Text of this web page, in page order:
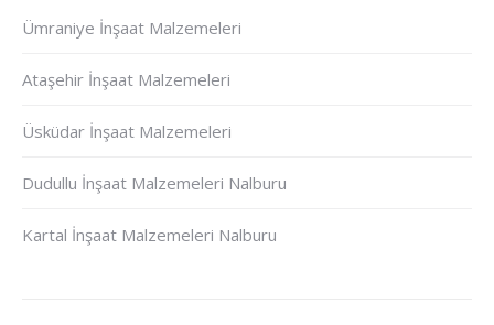
Ümraniye İnşaat Malzemeleri
Ataşehir İnşaat Malzemeleri
Üsküdar İnşaat Malzemeleri
Dudullu İnşaat Malzemeleri Nalburu
Kartal İnşaat Malzemeleri Nalburu